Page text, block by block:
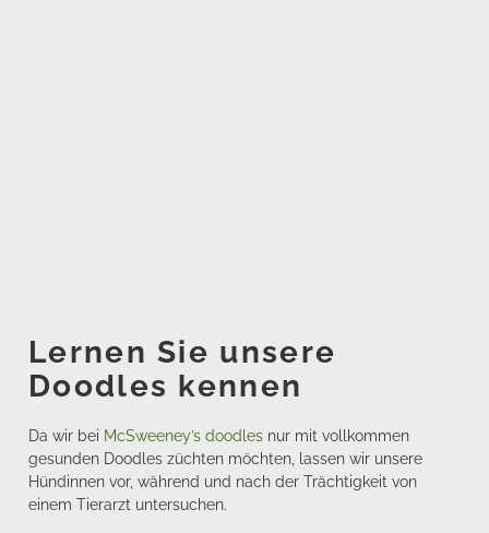
Lernen Sie unsere
Doodles kennen
Da wir bei McSweeney’s doodles nur mit vollkommen
gesunden Doodles züchten möchten, lassen wir unsere
Hündinnen vor, während und nach der Trächtigkeit von
einem Tierarzt untersuchen.